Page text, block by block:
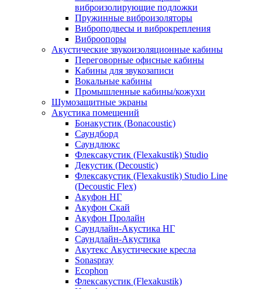
виброизолирующие подложки
Пружинные виброизоляторы
Виброподвесы и виброкрепления
Виброопоры
Акустические звукоизоляционные кабины
Переговорные офисные кабины
Кабины для звукозаписи
Вокальные кабины
Промышленные кабины/кожухи
Шумозащитные экраны
Акустика помещений
Бонакустик (Bonacoustic)
Саундборд
Саундлюкс
Флексакустик (Flexakustik) Studio
Декустик (Decoustic)
Флексакустик (Flexakustik) Studio Line
(Decoustic Flex)
Акуфон НГ
Акуфон Скай
Акуфон Пролайн
Саундлайн-Акустика НГ
Саундлайн-Акустика
Акутекс Акустические кресла
Sonaspray
Ecophon
Флексакустик (Flexakustik)